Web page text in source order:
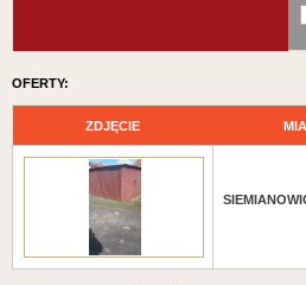
OFERTY:
ZDJĘCIE